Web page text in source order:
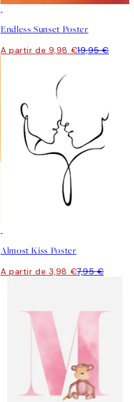
Endless Sunset Poster
A partir de 9,98 €19,95 €
Almost Kiss Poster
A partir de 3,98 €7,95 €